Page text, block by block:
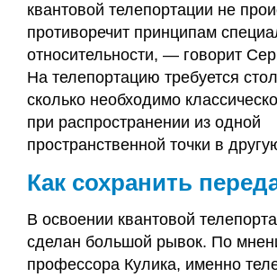
квантовой телепортации не
противоречит принципам
относительности, — говорит
На телепортацию требуется
сколько необходимо
при распространении из одной
пространственной точки в
Как сохранить
В освоении квантовой
сделан большой рывок. По
профессора Кулика, именно